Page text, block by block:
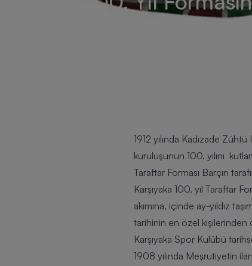
1912 yılında Kadızade
kuruluşunun 100. yılını
Taraftar Forması Barçın
Karşıyaka 100. yıl Taraftar
akımına, içinde ay-yıldız
tarihinin en özel kişilerinden
Karşıyaka Spor Kulübü
1908 yılında Meşrutiyetin